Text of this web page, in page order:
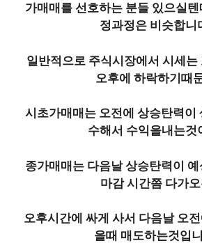
가매매를 선호하는 분들 있으실
정과정은 비슷합니
일반적으로 주식시장에서 시세는
오후에 하락하기때
시초가매매 는 오전에 상승탄력이
수해서 수익을내는것
종가매매는 다음날 상승탄력이
마감 시간쯤 다가
오후시간에 싸게 사서 다음날 오
을때 매도하는것입